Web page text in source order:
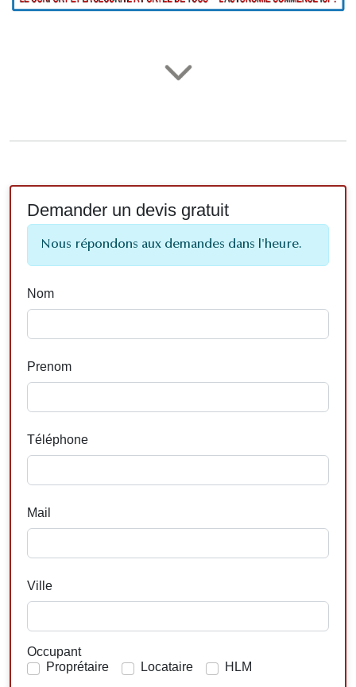
Demander un devis gratuit
Nous répondons aux demandes dans l'heure.
Nom
Prenom
Téléphone
Mail
Ville
Occupant
Proprétaire
Locataire HLM